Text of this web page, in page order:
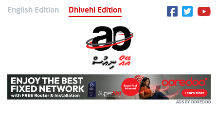
English Edition Dhivehi Edition
ADS BY OOREDOO